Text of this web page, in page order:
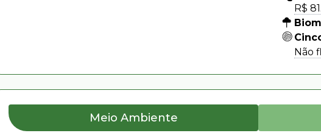
R$
Não
Meio Ambiente